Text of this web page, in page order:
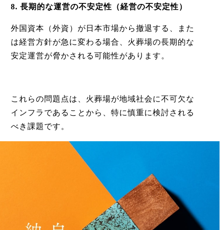
8. 長期的な運営の不安定性（経営の不安定性）
外国資本 （外資） が日本市場から撤退する、また
は経営方針が急に変わる場合、火葬場の長期的な
安定運営が脅かされる可能性があります。
これらの問題点は、火葬場が地域社会に不可欠な
インフラであることから、特に慎重に検討される
べき課題です。